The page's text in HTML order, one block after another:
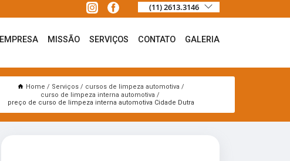
(11) 2613.3146
EMPRESA MISSÃO SERVIÇOS CONTATO GALERIA
Home Serviços
cursos de limpeza automotiva
curso de limpeza interna automotiva
preço de curso de limpeza interna automotiva Cidade Dutra